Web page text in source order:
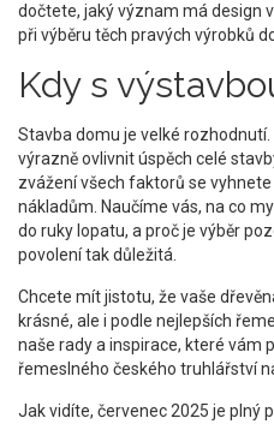
dočtete, jaký význam má design
při výběru těch pravých výrobků
Kdy s
Stavba domu je velké
výrazně ovlivnit úspěch celé
zvážení všech faktorů se
nákladům. Naučíme vás, na co
do ruky lopatu, a proč je výběr
povolení tak důležitá.
Chcete mít jistotu, že vaše
krásné, ale i podle nejlepších
naše rady a inspirace, které vám
řemeslného českého truhlářství
Jak vidíte, červenec 2025 je plný